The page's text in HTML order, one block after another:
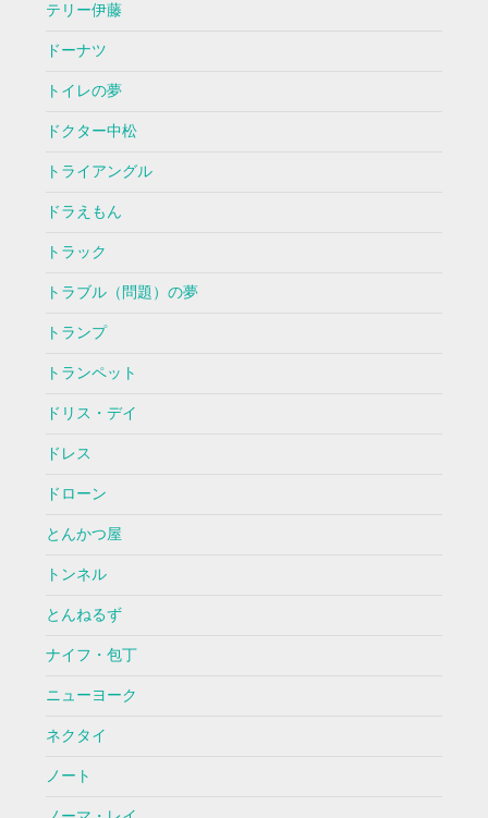
テリー伊藤
ドーナツ
トイレの夢
ドクター中松
トライアングル
ドラえもん
トラック
トラブル（問題）の夢
トランプ
トランペット
ドリス・デイ
ドレス
ドローン
とんかつ屋
トンネル
とんねるず
ナイフ・包丁
ニューヨーク
ネクタイ
ノート